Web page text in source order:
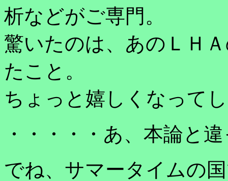
析などがご専門。
驚いたのは、あのＬＨ
たこと。
ちょっと嬉しくなって
・・・・・あ、本論と
でね、サマータイムの